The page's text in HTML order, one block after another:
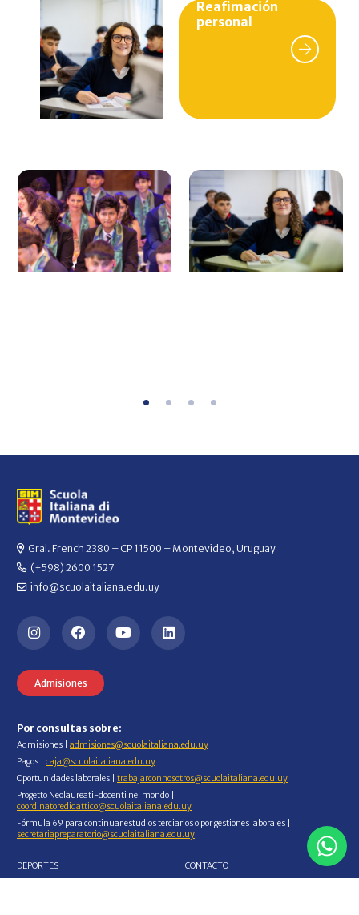
Reafimación
personal
Gral. French 2380 – CP 11500 – Montevideo, Uruguay
(+598) 2600 1527
info@scuolaitaliana.edu.uy
Admisiones
Por consultas sobre:
Admisiones | admisiones@scuolaitaliana.edu.uy
Pagos | caja@scuolaitaliana.edu.uy
Oportunidades laborales | trabajarconnosotros@scuolaitaliana.edu.uy
Progetto Neolaureati-docenti nel mondo |
coordinatoredidattico@scuolaitaliana.edu.uy
Fórmula 69 para continuar estudios terciarios o por gestiones laborales |
secretariapreparatorio@scuolaitaliana.edu.uy
DEPORTES
CONTACTO